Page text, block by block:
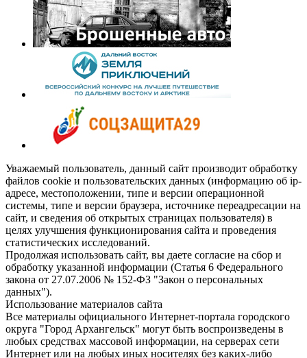
Уважаемый пользователь, данный сайт производит обработку
файлов cookie и пользовательских данных (информацию об ip-
адресе, местоположении, типе и версии операционной
системы, типе и версии браузера, источнике переадресации на
сайт, и сведения об открытых страницах пользователя) в
целях улучшения функционирования сайта и проведения
статистических исследований.
Продолжая использовать сайт, вы даете согласие на сбор и
обработку указанной информации (Статья 6 Федерального
закона от 27.07.2006 № 152-ФЗ "Закон о персональных
данных").
Использование материалов сайта
Все материалы официального Интернет-портала городского
округа "Город Архангельск" могут быть воспроизведены в
любых средствах массовой информации, на серверах сети
Интернет или на любых иных носителях без каких-либо